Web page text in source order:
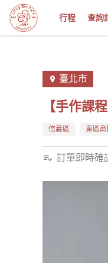
行程 查詢
臺北市
【手作課
信義區 東區商
訂單即時確